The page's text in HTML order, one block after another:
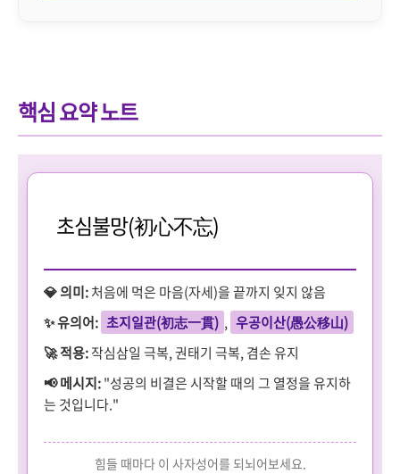
핵심 요약 노트
초심불망(初心不忘)
💎 의미:처음에 먹은 마음(자세)을 끝까지 잊지 않음
✨ 유의어: 초지일관(初志一貫) , 우공이산(愚公移山)
🚀 적용:작심삼일 극복, 권태기 극복, 겸손 유지
📢 메시지:"성공의 비결은 시작할 때의 그 열정을 유지하
는 것입니다."
힘들 때마다 이 사자성어를 되뇌어보세요.